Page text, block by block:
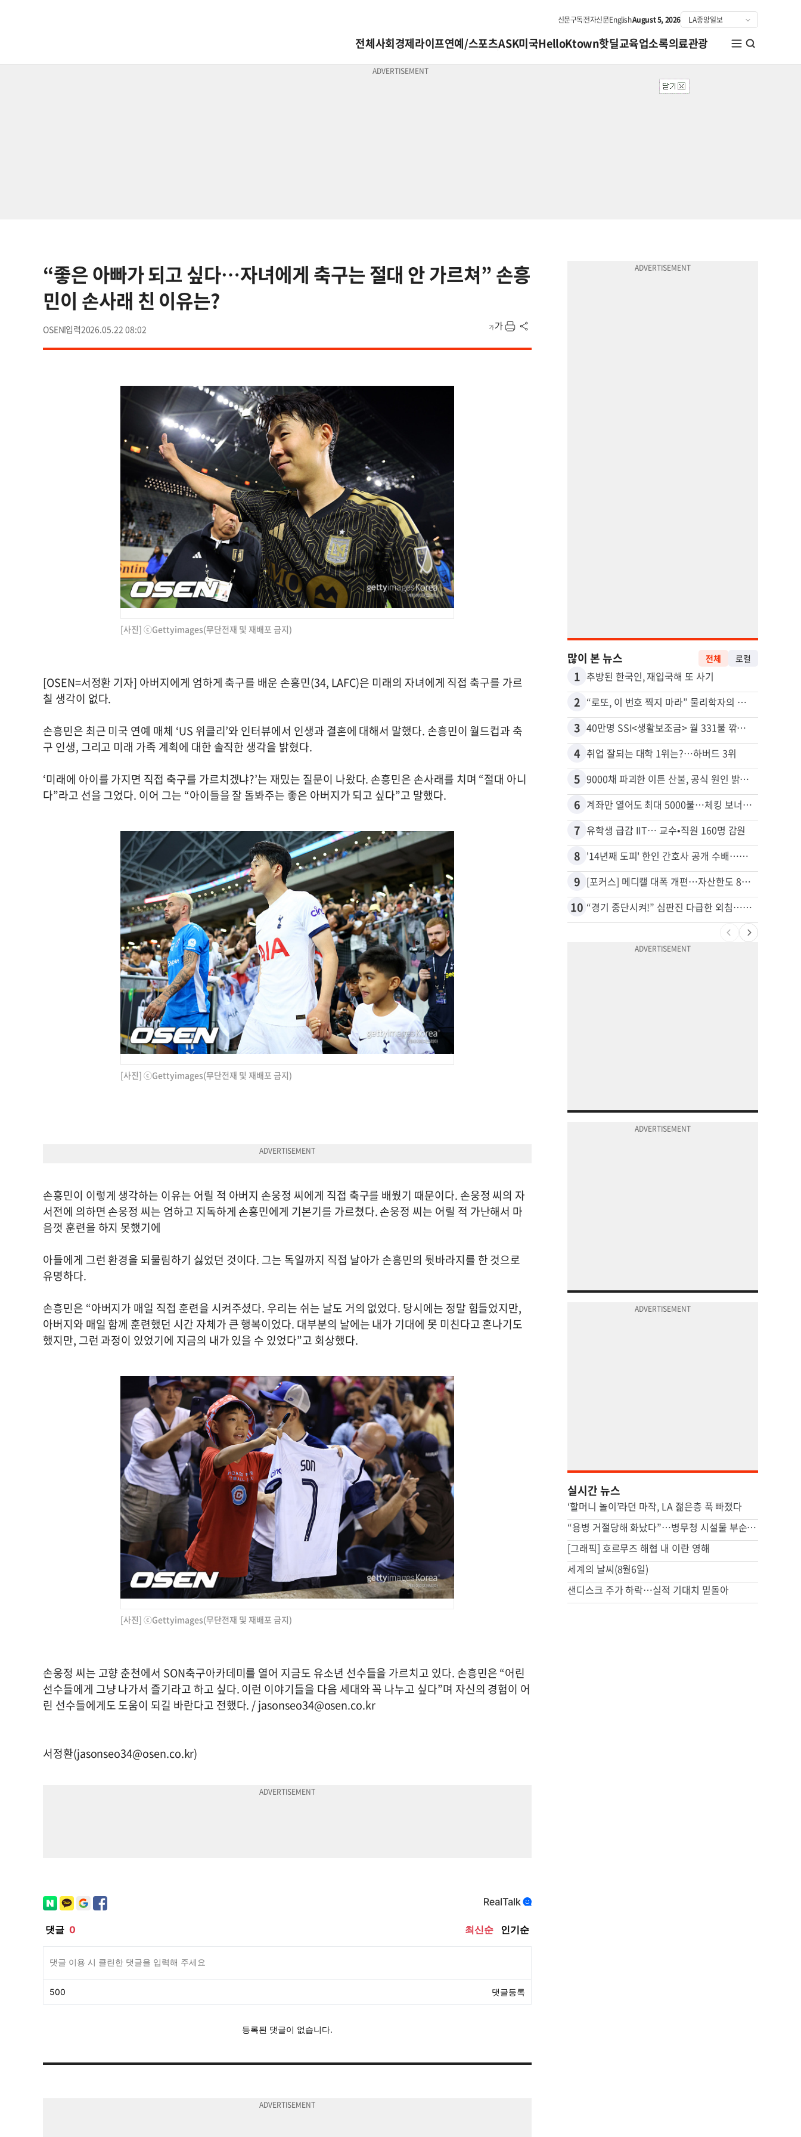
신문구독전자신문EnglishAugust 5, 2026
전체사회경제라이프연예/스포츠ASK미국HelloKtown핫딜교육업소록의료관광
“좋은 아빠가 되고 싶다…자녀에게 축구는 절대 안 가르쳐” 손흥
민이 손사래 친 이유는?
OSEN 2026.05.22 08:02
[사진] ⓒGettyimages(무단전재 및 재배포 금지)
[OSEN=서정환 기자] 아버지에게 엄하게 축구를 배운 손흥민(34, LAFC)은 미래의 자녀에게 직접 축구를 가르
칠 생각이 없다.
손흥민은 최근 미국 연예 매체 ‘US 위클리’와 인터뷰에서 인생과 결혼에 대해서 말했다. 손흥민이 월드컵과 축
구 인생, 그리고 미래 가족 계획에 대한 솔직한 생각을 밝혔다.
‘미래에 아이를 가지면 직접 축구를 가르치겠냐?’는 재밌는 질문이 나왔다. 손흥민은 손사래를 치며 “절대 아니
다”라고 선을 그었다. 이어 그는 “아이들을 잘 돌봐주는 좋은 아버지가 되고 싶다”고 말했다.
[사진] ⓒGettyimages(무단전재 및 재배포 금지)
손흥민이 이렇게 생각하는 이유는 어릴 적 아버지 손웅정 씨에게 직접 축구를 배웠기 때문이다. 손웅정 씨의 자
서전에 의하면 손웅정 씨는 엄하고 지독하게 손흥민에게 기본기를 가르쳤다. 손웅정 씨는 어릴 적 가난해서 마
음껏 훈련을 하지 못했기에
아들에게 그런 환경을 되물림하기 싫었던 것이다. 그는 독일까지 직접 날아가 손흥민의 뒷바라지를 한 것으로
유명하다.
손흥민은 “아버지가 매일 직접 훈련을 시켜주셨다. 우리는 쉬는 날도 거의 없었다. 당시에는 정말 힘들었지만,
아버지와 매일 함께 훈련했던 시간 자체가 큰 행복이었다. 대부분의 날에는 내가 기대에 못 미친다고 혼나기도
했지만, 그런 과정이 있었기에 지금의 내가 있을 수 있었다”고 회상했다.
[사진] ⓒGettyimages(무단전재 및 재배포 금지)
손웅정 씨는 고향 춘천에서 SON축구아카데미를 열어 지금도 유소년 선수들을 가르치고 있다. 손흥민은 “어린
선수들에게 그냥 나가서 즐기라고 하고 싶다. 이런 이야기들을 다음 세대와 꼭 나누고 싶다”며 자신의 경험이 어
린 선수들에게도 도움이 되길 바란다고 전했다. /jasonseo34@osen.co.kr
서정환(jasonseo34@osen.co.kr)
많이 본 뉴스 전체 로컬
1 추방된 한국인, 재입국해 또 사기
2 “로또, 이 번호 찍지 마라” 물리학자의 당첨금 높이는 비밀
3 40만명 SSI<생활보조금> 월 331불 깎이나
4 취업 잘되는 대학 1위는?…하버드 3위
5 9000채 파괴한 이튼 산불, 공식 원인 밝혀졌다
6 계좌만 열어도 최대 5000불…체킹 보너스 무한 경쟁
7 유학생 급감 IIT… 교수•직원 160명 감원
8 '14년째 도피' 한인 간호사 공개 수배…메디케어 사기 유죄
9 [포커스] 메디캘 대폭 개편…자산한도 84% 축소
10 “경기 중단시켜!” 심판진 다급한 외침…폭염에 야구팬 쓰러졌다
실시간 뉴스
‘할머니 놀이’라던 마작, LA 젊은층 푹 빠졌다
“용병 거절당해 화났다”…병무청 시설물 부순 40대 구속 송치
[그래픽] 호르무즈 해협 내 이란 영해
세계의 날씨(8월6일)
샌디스크 주가 하락…실적 기대치 밑돌아